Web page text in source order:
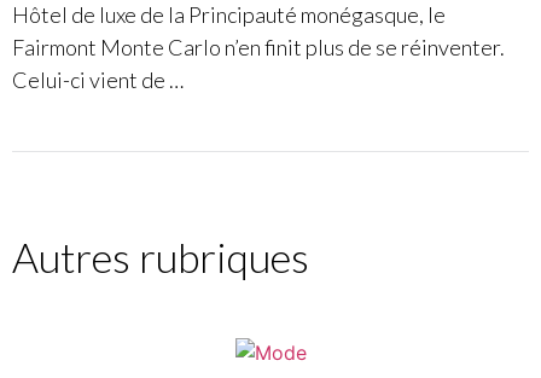
Hôtel de luxe de la Principauté monégasque, le
Fairmont Monte Carlo n’en finit plus de se réinventer.
Celui-ci vient de …
Autres rubriques